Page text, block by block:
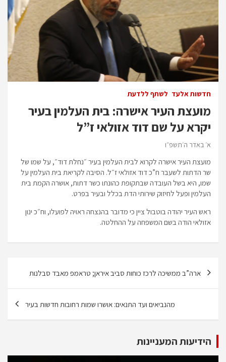
חדשות אלעד לשתף ללדעת
מועצת העיר אישרה: בית העלמין בעיר
יקרא על שם דוד אזולאי ז”ל
א׳ באדר ה׳תשפ״ו
מועצת העיר אישרה לקרוא לבית העלמין בעיר ״נחלת דוד״, על שמו של
שר הדתות לשעבר ח”כ דוד אזולאי ז״ל. הסיבה לקריאת בית העלמין על
שמו, היא בשל העובדה שבתקופת כהונתו כשר דתות, אושרה הקמת בית
העלמין ופעל לחיזוק שירותי הדת בכלל ובעיר בפרט.
ראש העיר יהודה בוטבול ציין כי מדובר בהנצחה ראויה לפועלו, וח״כ ינון
אזולאי הודה בשם המשפחה על ההחלטה.
ארה”ב ממשיכה לרכז כוחות סביב איראן; טראמפ מאבד סבלנות
מהנביאים ועד התנאים: אושרו שמות רחובות חדשות בעיר
הידיעות המעניינות